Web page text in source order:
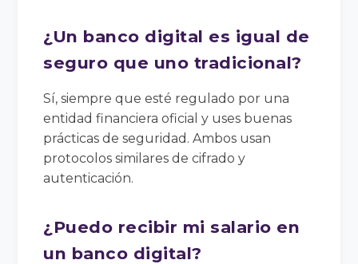
¿Un banco digital es igual de
seguro que uno tradicional?
Sí, siempre que esté regulado por una
entidad financiera oficial y uses buenas
prácticas de seguridad. Ambos usan
protocolos similares de cifrado y
autenticación.
¿Puedo recibir mi salario en
un banco digital?